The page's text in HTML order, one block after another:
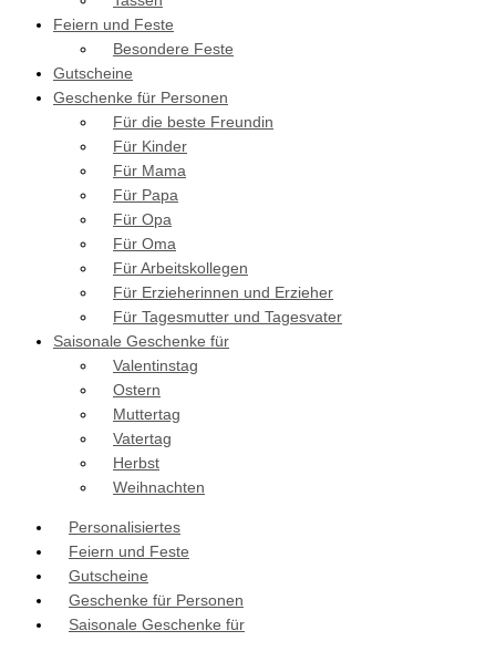
Feiern und Feste
Besondere Feste
Gutscheine
Geschenke für Personen
Für die beste Freundin
Für Kinder
Für Mama
Für Papa
Für Opa
Für Oma
Für Arbeitskollegen
Für Erzieherinnen und Erzieher
Für Tagesmutter und Tagesvater
Saisonale Geschenke für
Valentinstag
Ostern
Muttertag
Vatertag
Herbst
Weihnachten
Personalisiertes
Feiern und Feste
Gutscheine
Geschenke für Personen
Saisonale Geschenke für